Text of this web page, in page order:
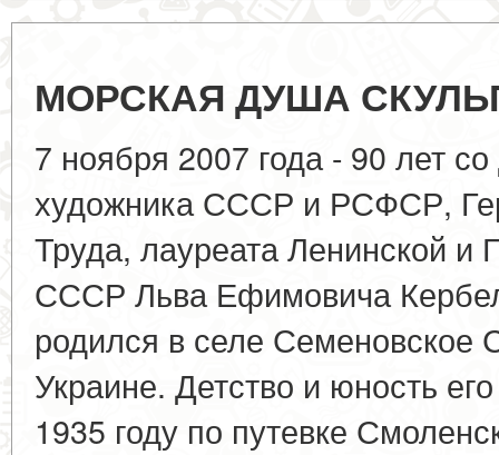
МОРСКАЯ ДУША
7 ноября 2007 года - 90 лет
художника СССР и РСФСР,
Труда, лауреата Ленинской и
СССР Льва Ефимовича
родился в селе Семеновское
Украине. Детство и юность
1935 году по путевке